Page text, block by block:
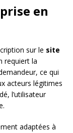
en
sur le site
requiert la
ce qui
acteurs légitimes
l’utilisateur
adaptées à